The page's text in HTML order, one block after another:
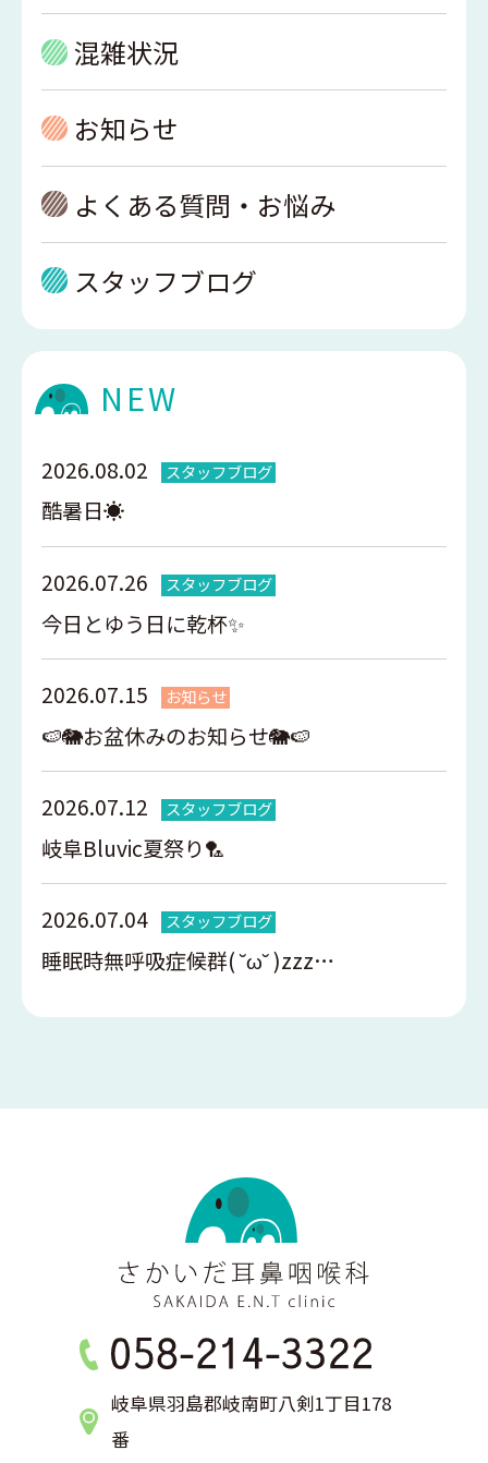
混雑状況
お知らせ
よくある質問・お悩み
スタッフブログ
NEW
2026.08.02 スタッフブログ
酷暑日☀️
2026.07.26 スタッフブログ
今日とゆう日に乾杯✨
2026.07.15 お知らせ
🍉🐘お盆休みのお知らせ🐘🍉
2026.07.12 スタッフブログ
岐阜Bluvic夏祭り🏸
2026.07.04 スタッフブログ
睡眠時無呼吸症候群( ˘ω˘ )zzz…
岐阜県羽島郡岐南町八剣1丁目178
番